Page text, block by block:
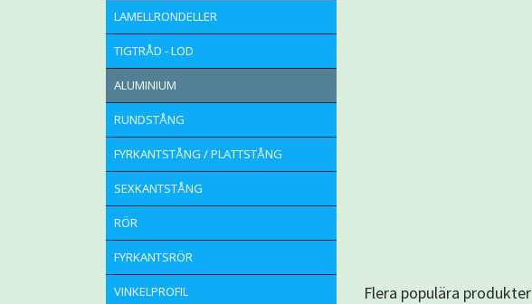
LAMELLRONDELLER
TIGTRÅD - LOD
ALUMINIUM
RUNDSTÅNG
FYRKANTSTÅNG / PLATTSTÅNG
SEXKANTSTÅNG
RÖR
FYRKANTSRÖR
VINKELPROFIL Flera populära produkter